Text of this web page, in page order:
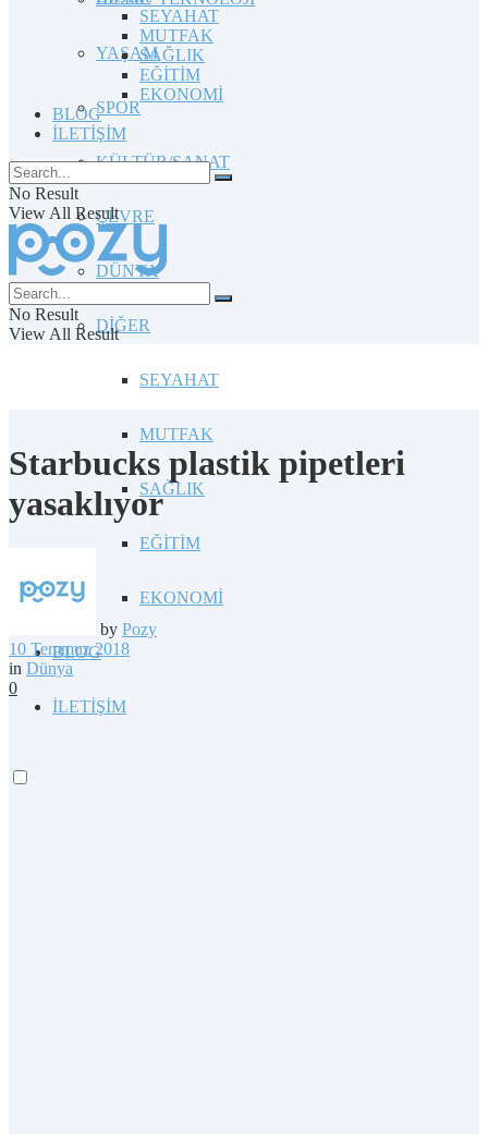
YAŞAM
SPOR
KÜLTÜR/SANAT
ÇEVRE
DÜNYA
DİĞER
SEYAHAT
MUTFAK
SAĞLIK
EĞİTİM
EKONOMİ
BLOG
İLETİŞİM
SEYAHAT
MUTFAK
SAĞLIK
EĞİTİM
EKONOMİ
BLOG
İLETİŞİM
No Result
View All Result
No Result
View All Result
Starbucks plastik pipetleri
yasaklıyor
by Pozy
10 Temmuz 2018
in Dünya
0